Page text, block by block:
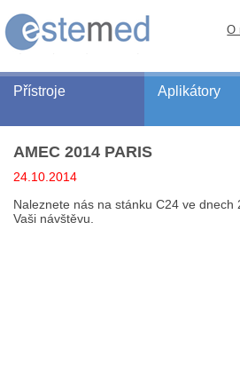
O
Přístroje Aplikátory
AMEC 2014 PARIS
24.10.2014
Naleznete nás na stánku C24 ve
Vaši návštěvu.